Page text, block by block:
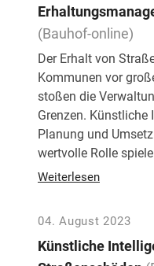
(Bauhof-online)
Der Erhalt von
Kommunen vor
stoßen die
Grenzen. Künstliche
Planung und
wertvolle Rolle
Weiterlesen
04. August 2023
Künstliche